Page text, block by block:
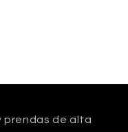
prendas de alta